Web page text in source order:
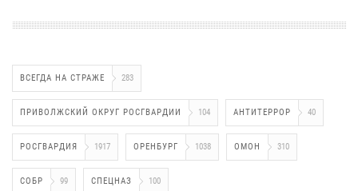
ВСЕГДА НА СТРАЖЕ 283
ПРИВОЛЖСКИЙ ОКРУГ РОСГВАРДИИ 104 АНТИТЕРРОР 40
РОСГВАРДИЯ 1917 ОРЕНБУРГ 1038 ОМОН 310
СОБР 99 СПЕЦНАЗ 100